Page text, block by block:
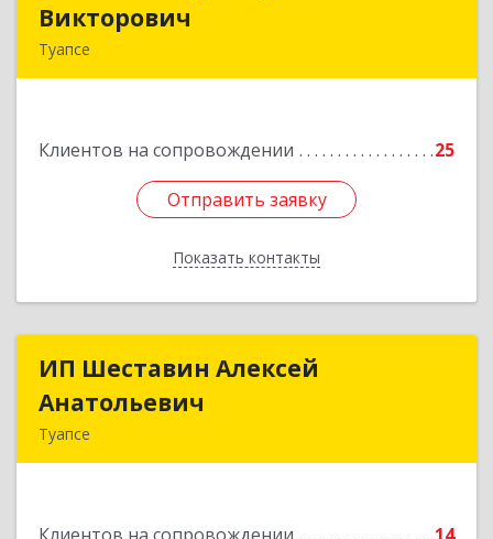
Викторович
Туапсе
Клиентов на сопровождении 25
Отправить заявку
Показать контакты
Подробнее
Отправить заявку
Назад
ИП Шеставин Алексей
Анатольевич
Туапсе
ИП Шеставин Алексей